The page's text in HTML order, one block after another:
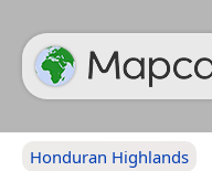
Honduran Highlands